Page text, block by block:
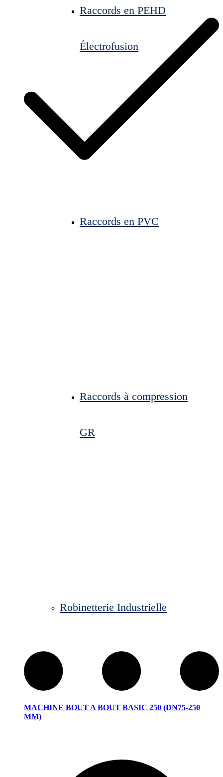
Raccords en PEHD
Électrofusion
Raccords en PVC
Raccords à compression
GR
Robinetterie Industrielle
MACHINE BOUT A BOUT BASIC 250 (DN75-250
MM)